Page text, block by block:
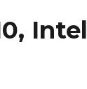
Intel